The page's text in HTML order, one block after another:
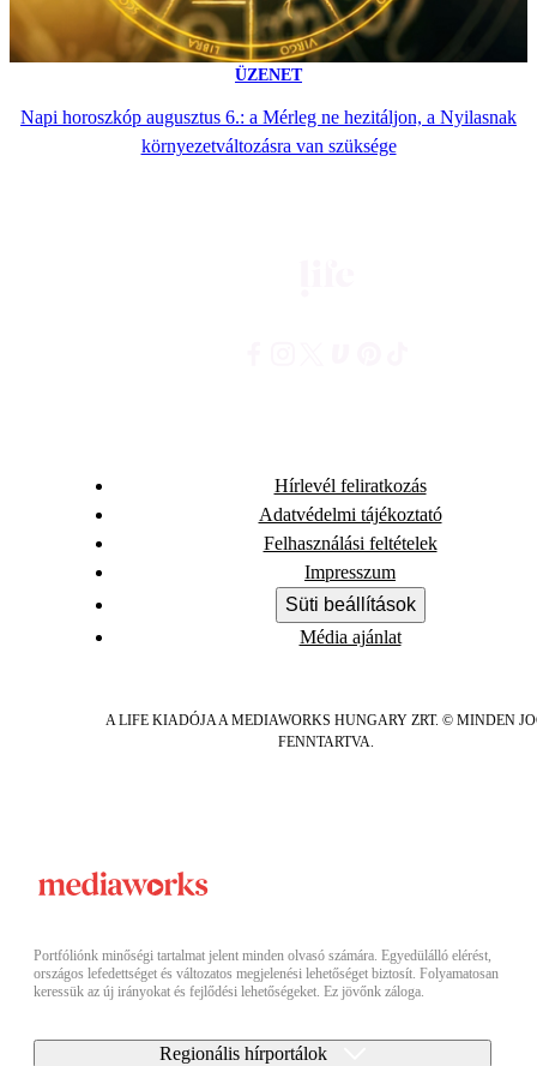
ÜZENET
Napi horoszkóp augusztus 6.: a Mérleg ne hezitáljon, a Nyilasnak
környezetváltozásra van szüksége
Hírlevél feliratkozás
Adatvédelmi tájékoztató
Felhasználási feltételek
Impresszum
Süti beállítások
Média ajánlat
A LIFE KIADÓJA A MEDIAWORKS HUNGARY ZRT. © MINDEN
FENNTARTVA.
Portfóliónk minőségi tartalmat jelent minden olvasó számára. Egyedülálló elérést,
országos lefedettséget és változatos megjelenési lehetőséget biztosít. Folyamatosan
keressük az új irányokat és fejlődési lehetőségeket. Ez jövőnk záloga.
Regionális hírportálok